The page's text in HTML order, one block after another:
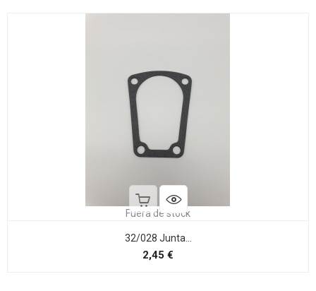
Fuera de stock
32/028 Junta...
2,45 €